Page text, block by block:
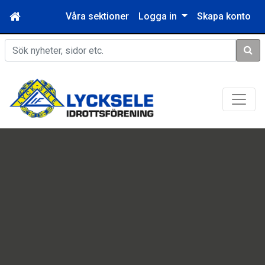
Våra sektioner Logga in Skapa konto
Sök